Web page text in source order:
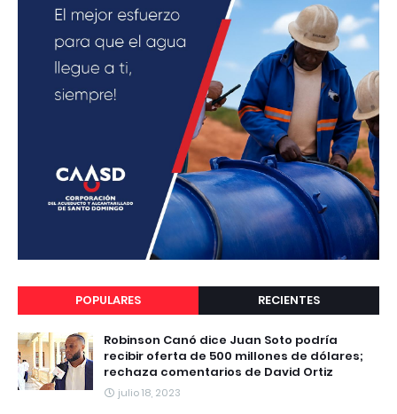
POPULARES RECIENTES
Robinson Canó dice Juan Soto podría
recibir oferta de 500 millones de dólares;
rechaza comentarios de David Ortiz
julio 18, 2023